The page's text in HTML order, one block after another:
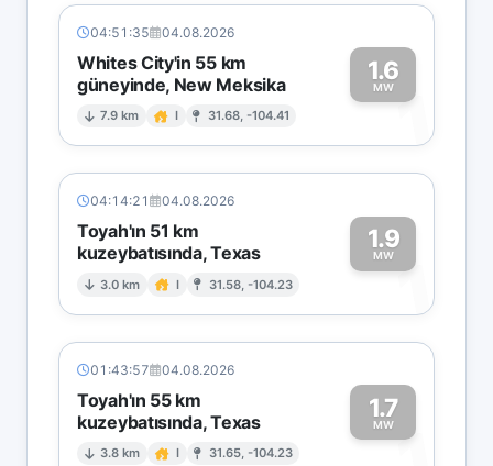
04:51:35 04.08.2026
Whites City'in 55 km
güneyinde, New Meksika
7.9 km I 31.68, -104.41
1.6
MW1
04:14:21 04.08.2026
Toyah'ın 51 km
kuzeybatısında, Texas
3.0 km I 31.58, -104.23
1.9
MW1
01:43:57 04.08.2026
Toyah'ın 55 km
kuzeybatısında, Texas
3.8 km I 31.65, -104.23
1.7
MW